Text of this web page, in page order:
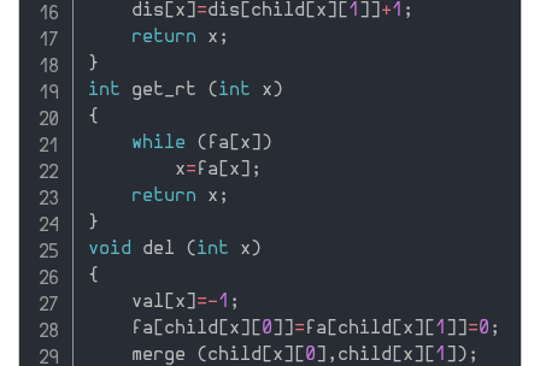
    dis
x =dis child x 1 +1 ;
return x ;
}
int get_rt ( int x )
{
while
( fa x
)
        x
= fa x
;
return x ;
}
void
del ( int x )
{
    val
x =-1 ;
    fa
child x 0 = fa child x 1 =0 ;
    merge
( child x 0 , child x 1 ) ;